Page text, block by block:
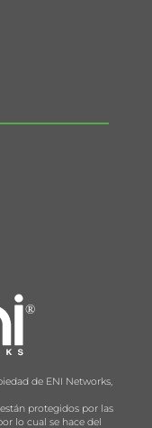
de ENI Networks,
protegidos por las
lo cual se hace del